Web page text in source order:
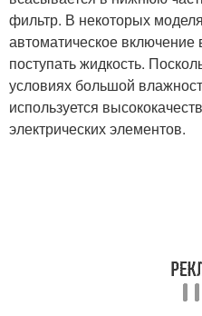
фильтр. В некоторых
автоматическое включение
поступать жидкость.
условиях большой
используется
электрических элементов.